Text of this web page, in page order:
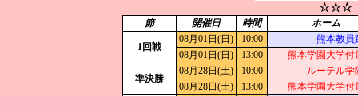
☆☆☆
節 開催日 時間 ホーム
1回戦
08月01日(日) 10:00
熊本教員
08月01日(日)
13:00 熊本学園大学付
準決勝
08月28日(土) 10:00
ルーテル学
08月28日(土)
13:00
熊本学園大学付